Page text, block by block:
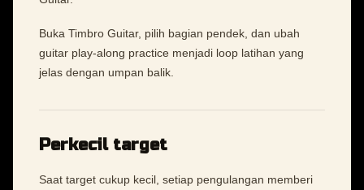
Buka Timbro Guitar, pilih bagian pendek, dan ubah
guitar play-along practice menjadi loop latihan yang
jelas dengan umpan balik.
Perkecil target
Saat target cukup kecil, setiap pengulangan memberi